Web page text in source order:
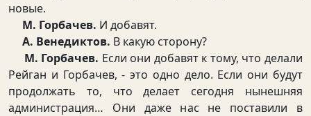
новые.
М. Горбачев. И добавят.
А. Венедиктов. В какую сторону?
М. Горбачев. Если они добавят к тому, что делали
Рейган и Горбачев, - это одно дело. Если они будут
продолжать то, что делает сегодня нынешняя
администрация… Они даже нас не поставили в